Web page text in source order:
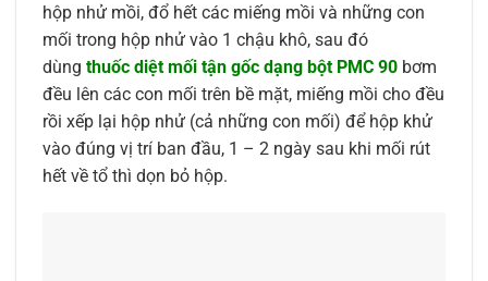
hộp nhử mồi, đổ hết các miếng mồi và những con
mối trong hộp nhử vào 1 chậu khô, sau đó
dùng thuốc diệt mối tận gốc dạng bột PMC 90 bơm
đều lên các con mối trên bề mặt, miếng mồi cho đều
rồi xếp lại hộp nhử (cả những con mối) để hộp khử
vào đúng vị trí ban đầu, 1 – 2 ngày sau khi mối rút
hết về tổ thì dọn bỏ hộp.